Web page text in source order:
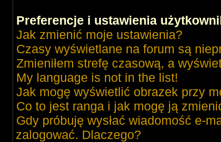
Preferencje i ustawienia
Jak zmienić moje ustawienia?
Czasy wyświetlane na forum są
Zmieniłem strefę czasową, a
My language is not in the list!
Jak mogę wyświetlić obrazek przy
Co to jest ranga i jak mogę ją
Gdy próbuję wysłać wiadomość e-
zalogować. Dlaczego?